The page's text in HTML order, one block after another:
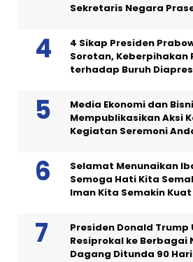
Sekretaris Negara
4 Sikap Presiden
Sorotan, Keberpihakan
terhadap Buruh
Media Ekonomi dan
Mempublikasikan Aksi
Kegiatan Seremoni
Selamat Menunaikan
Semoga Hati Kita
Iman Kita Semakin Kuat
Presiden Donald Trump
Resiprokal ke Berbagai
Dagang Ditunda 90 Hari